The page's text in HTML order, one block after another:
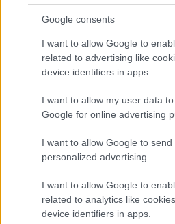
Google consents
I want to allow Google to
related to advertising like
device identifiers in apps.
I want to allow my user data
Google for online advertising
I want to allow Google to send
personalized advertising.
I want to allow Google to
related to analytics like
device identifiers in apps.